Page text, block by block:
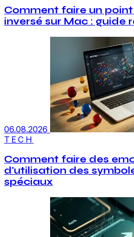
Comment faire un
inversé sur Mac : guide
06.08.2026
TECH
Comment faire des
d'utilisation des
spéciaux